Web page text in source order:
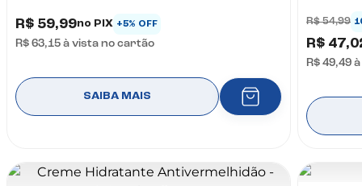
R$ 59,99no PIX +5% OFF
R$ 63,15 à vista no cartão
SAIBA MAIS
R$ 54,99
R$
R$ 49,49